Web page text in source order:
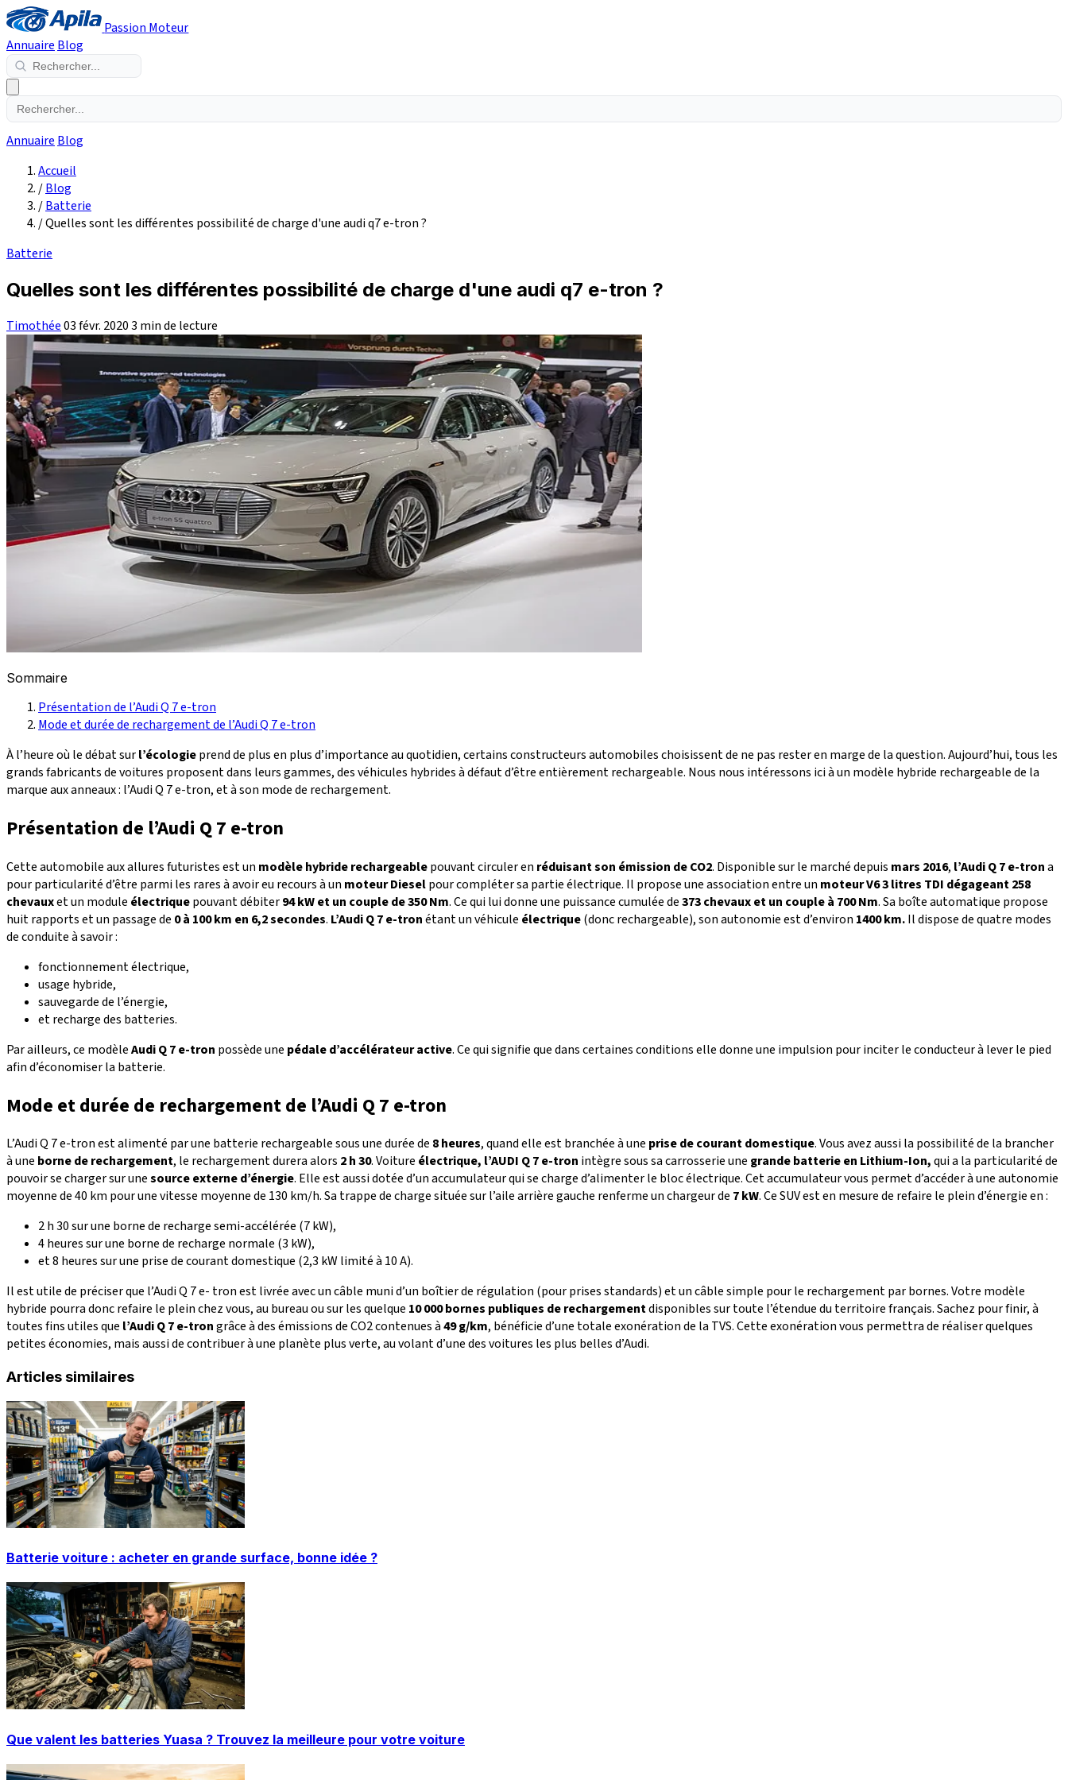
Passion Moteur
Annuaire Blog
Annuaire Blog
Accueil
/Blog
/Batterie
/Quelles sont les différentes possibilité de charge d'une audi q7 e-tron ?
Batterie
Quelles sont les différentes possibilité de charge d'une audi q7 e-tron ?
Timothée03 févr. 20203 min de lecture
Sommaire
Présentation de l’Audi Q 7 e-tron
Mode et durée de rechargement de l’Audi Q 7 e-tron
À l’heure où le débat surl’écologieprend de plus en plus d’importance au quotidien, certains constructeurs automobiles choisissent de ne pas rester en marge de la question. Aujourd’hui, tous les
grands fabricants de voitures proposent dans leurs gammes, des véhicules hybrides à défaut d’être entièrement rechargeable. Nous nous intéressons ici à un modèle hybride rechargeable de la
marque aux anneaux : l’Audi Q 7 e-tron, et à son mode de rechargement.
Présentation de l’Audi Q 7 e-tron
Cette automobile aux allures futuristes est un modèle hybride rechargeablepouvant circuler en réduisant son émission de CO2. Disponible sur le marché depuis mars 2016, l’Audi Q 7 e-trona
pour particularité d’être parmi les rares à avoir eu recours à un moteur Dieselpour compléter sa partie électrique. Il propose une association entre un moteur V6 3 litres TDI dégageant 258
chevauxet un module électriquepouvant débiter94 kW et un couple de 350 Nm. Ce qui lui donne une puissance cumulée de373 chevaux et un couple à 700 Nm. Sa boîte automatique propose
huit rapports et un passage de 0 à 100 km en 6,2 secondes. L’Audi Q 7 e-tronétant un véhicule électrique(donc rechargeable), son autonomie est d’environ 1400 km.Il dispose de quatre modes
de conduite à savoir :
fonctionnement électrique,
usage hybride,
sauvegarde de l’énergie,
et recharge des batteries.
Par ailleurs, ce modèleAudi Q 7 e-tron possède une pédale d’accélérateur active. Ce qui signifie que dans certaines conditions elle donne une impulsion pour inciter le conducteur à lever le pied
afin d’économiser la batterie.
Mode et durée de rechargement de l’Audi Q 7 e-tron
L’Audi Q 7 e-tron est alimenté par une batterie rechargeable sous une durée de 8 heures, quand elle est branchée à une prise de courant domestique. Vous avez aussi la possibilité de la brancher
à une borne de rechargement, le rechargement durera alors 2 h 30. Voiture électrique, l’AUDI Q 7 e-tron intègre sous sa carrosserie une grande batterie en Lithium-Ion,qui a la particularité de
pouvoir se charger sur unesource externe d’énergie. Elle est aussi dotée d’un accumulateur qui se charge d’alimenter le bloc électrique. Cet accumulateur vous permet d’accéder à une autonomie
moyenne de 40 km pour une vitesse moyenne de 130 km/h. Sa trappe de charge située sur l’aile arrière gauche renferme un chargeur de 7 kW. Ce SUV est en mesure de refaire le plein d’énergie en :
2 h 30 sur une borne de recharge semi-accélérée (7 kW),
4 heures sur une borne de recharge normale (3 kW),
et 8 heures sur une prise de courant domestique (2,3 kW limité à 10 A).
Il est utile de préciser que l’Audi Q 7 e- tron est livrée avec un câble muni d’un boîtier de régulation (pour prises standards) et un câble simple pour le rechargement par bornes. Votre modèle
hybride pourra donc refaire le plein chez vous, au bureau ou sur les quelque 10 000 bornes publiques de rechargementdisponibles sur toute l’étendue du territoire français. Sachez pour finir, à
toutes fins utiles que l’Audi Q 7 e-trongrâce à des émissions de CO2 contenues à49 g/km, bénéficie d’une totale exonération de la TVS. Cette exonération vous permettra de réaliser quelques
petites économies, mais aussi de contribuer à une planète plus verte, au volant d’une des voitures les plus belles d’Audi.
Articles similaires
Batterie voiture : acheter en grande surface, bonne idée ?
Que valent les batteries Yuasa ? Trouvez la meilleure pour votre voiture